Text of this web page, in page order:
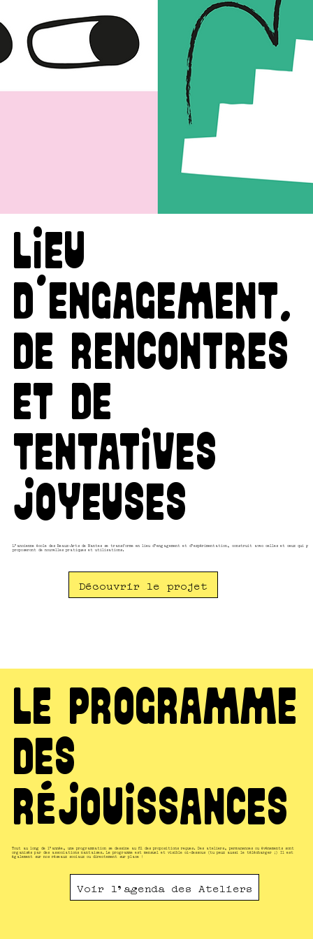
lieu
d'engagement,
de rencontres
et de
tentatives
joyeuses
L'ancienne école des Beaux-Arts de Nantes se transforme en lieu d'engagement et d'expérimentation, construit avec celles et ceux qui y
proposeront de nouvelles pratiques et utilisations.
Découvrir le projet
le programme
des
réjouissances
Tout au long de l'année, une programmation se dessine au fil des propositions reçues. Des ateliers, permanences ou évènements sont
organisés par des associations nantaises. Le programme est mensuel et visible ci-dessous (tu peux aussi le télécharger ;) Il est
également sur nos réseaux sociaux ou directement sur place !​
Voir l'agenda des Ateliers